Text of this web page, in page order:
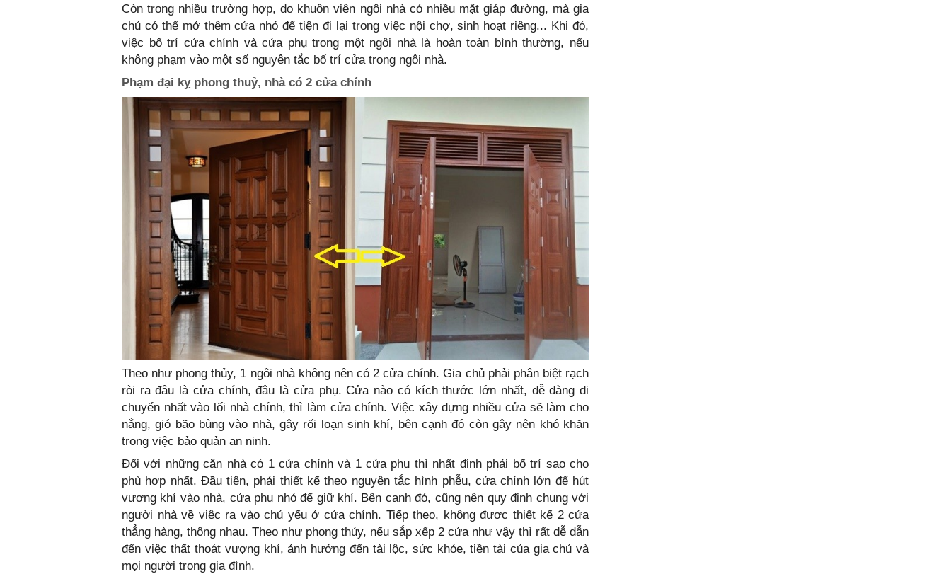
Còn trong nhiều trường hợp, do khuôn viên ngôi nhà có nhiều mặt giáp đường, mà gia
chủ có thể mở thêm cửa nhỏ để tiện đi lại trong việc nội chợ, sinh hoạt riêng... Khi đó,
việc bố trí cửa chính và cửa phụ trong một ngôi nhà là hoàn toàn bình thường, nếu
không phạm vào một số nguyên tắc bố trí cửa trong ngôi nhà.
Phạm đại kỵ phong thuỷ, nhà có 2 cửa chính
Theo như phong thủy, 1 ngôi nhà không nên có 2 cửa chính. Gia chủ phải phân biệt rạch
ròi ra đâu là cửa chính, đâu là cửa phụ. Cửa nào có kích thước lớn nhất, dễ dàng di
chuyển nhất vào lối nhà chính, thì làm cửa chính. Việc xây dựng nhiều cửa sẽ làm cho
nắng, gió bão bùng vào nhà, gây rối loạn sinh khí, bên cạnh đó còn gây nên khó khăn
trong việc bảo quản an ninh.
Đối với những căn nhà có 1 cửa chính và 1 cửa phụ thì nhất định phải bố trí sao cho
phù hợp nhất. Đầu tiên, phải thiết kế theo nguyên tắc hình phễu, cửa chính lớn để hút
vượng khí vào nhà, cửa phụ nhỏ để giữ khí. Bên cạnh đó, cũng nên quy định chung với
người nhà về việc ra vào chủ yếu ở cửa chính. Tiếp theo, không được thiết kế 2 cửa
thẳng hàng, thông nhau. Theo như phong thủy, nếu sắp xếp 2 cửa như vậy thì rất dễ dẫn
đến việc thất thoát vượng khí, ảnh hưởng đến tài lộc, sức khỏe, tiền tài của gia chủ và
mọi người trong gia đình.